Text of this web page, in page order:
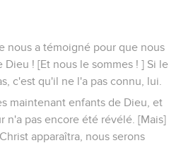
nous a témoigné pour que nous
! [Et nous le sommes ! ] Si le
c'est qu'il ne l'a pas connu, lui.
maintenant enfants de Dieu, et
n'a pas encore été révélé. [Mais]
apparaîtra, nous serons